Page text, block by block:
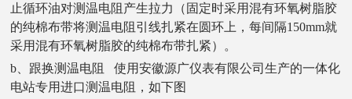
止循环油对测温电阻产生拉力（固定时采用混有环氧树脂胶
的纯棉布带将测温电阻引线扎紧在圆环上，每间隔150mm就
采用混有环氧树脂胶的纯棉布带扎紧）。
b、跟换测温电阻 使用安徽源广仪表有限公司生产的一体化
电站专用进口测温电阻，如下图